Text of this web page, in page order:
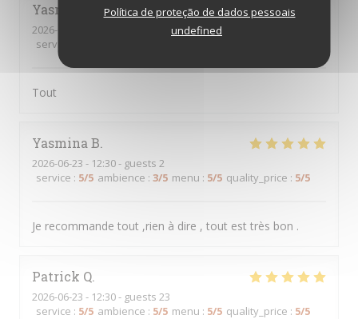
Política de proteção de dados pessoais
undefined
Yasmina
2026-07-02
service
Tout
Yasmina B
2026-06-23 - 12:30 - guests 2
service : 5/5 ambience : 3/5 menu : 5/5 quality_price : 5/5
Je recommande tout ,rien à dire , tout est très bon .
Patrick Q
2026-06-23 - 12:30 - guests 23
service : 5/5 ambience : 5/5 menu : 5/5 quality_price : 5/5